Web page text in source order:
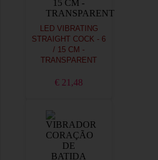
LED VIBRATING
STRAIGHT COCK - 6
/ 15 CM -
TRANSPARENT
€ 21,48